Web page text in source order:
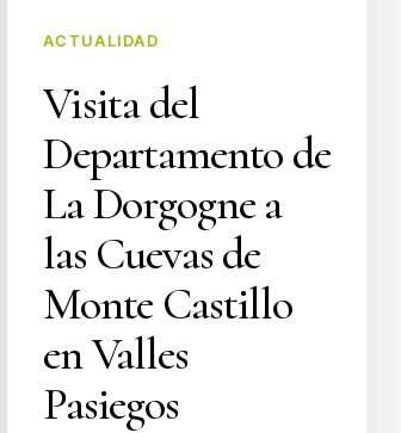
Cuevas
Monte
Castillo
Valles
Pasiegos
ACTUALIDAD
Visita del
Departamento de
La Dorgogne a
las Cuevas de
Monte Castillo
en Valles
Pasiegos